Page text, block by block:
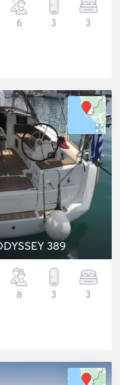
6 3 3
Jeanneau SUN ODYSSEY 389
8 3 3